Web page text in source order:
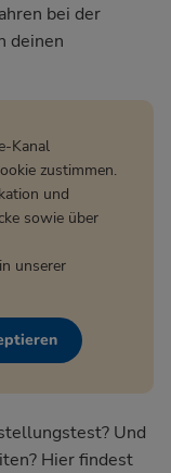
bei der
deinen
Kanal
zustimmen.
und
sowie über
unserer
Und
Hier findest